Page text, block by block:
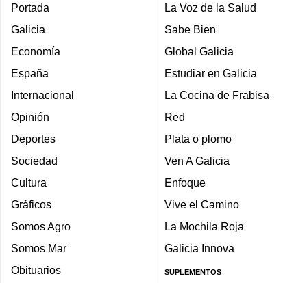
Portada
Galicia
Economía
España
Internacional
Opinión
Deportes
Sociedad
Cultura
Gráficos
Somos Agro
Somos Mar
Obituarios
La Voz de la Salud
Sabe Bien
Global Galicia
Estudiar en Galicia
La Cocina de Frabisa
Red
Plata o plomo
Ven A Galicia
Enfoque
Vive el Camino
La Mochila Roja
Galicia Innova
SUPLEMENTOS